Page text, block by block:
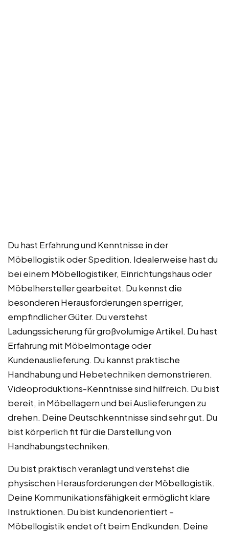
Du hast Erfahrung und Kenntnisse in der
Möbellogistik oder Spedition. Idealerweise hast du
bei einem Möbellogistiker, Einrichtungshaus oder
Möbelhersteller gearbeitet. Du kennst die
besonderen Herausforderungen sperriger,
empfindlicher Güter. Du verstehst
Ladungssicherung für großvolumige Artikel. Du hast
Erfahrung mit Möbelmontage oder
Kundenauslieferung. Du kannst praktische
Handhabung und Hebetechniken demonstrieren.
Videoproduktions-Kenntnisse sind hilfreich. Du bist
bereit, in Möbellagern und bei Auslieferungen zu
drehen. Deine Deutschkenntnisse sind sehr gut. Du
bist körperlich fit für die Darstellung von
Handhabungstechniken.
Du bist praktisch veranlagt und verstehst die
physischen Herausforderungen der Möbellogistik.
Deine Kommunikationsfähigkeit ermöglicht klare
Instruktionen. Du bist kundenorientiert –
Möbellogistik endet oft beim Endkunden. Deine